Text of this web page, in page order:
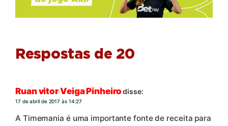
Respostas de 20
Ruan vitor Veiga Pinheiro disse:
17 de abril de 2017 às 14:27
A Timemania é uma importante fonte de receita para